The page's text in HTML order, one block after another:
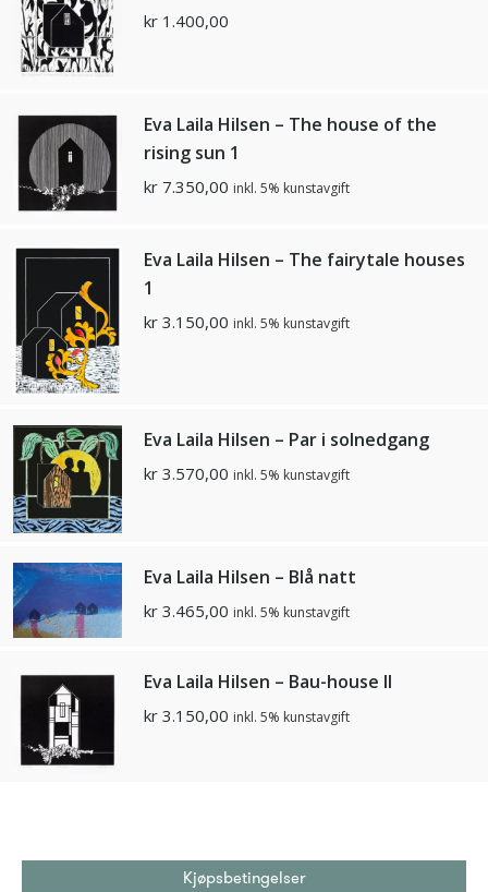
kr 1.400,00
Eva Laila Hilsen – The house of the
rising sun 1
kr 7.350,00 inkl. 5% kunstavgift
Eva Laila Hilsen – The fairytale houses
1
kr 3.150,00 inkl. 5% kunstavgift
Eva Laila Hilsen – Par i solnedgang
kr 3.570,00 inkl. 5% kunstavgift
Eva Laila Hilsen – Blå natt
kr 3.465,00 inkl. 5% kunstavgift
Eva Laila Hilsen – Bau-house II
kr 3.150,00 inkl. 5% kunstavgift
Kjøpsbetingelser